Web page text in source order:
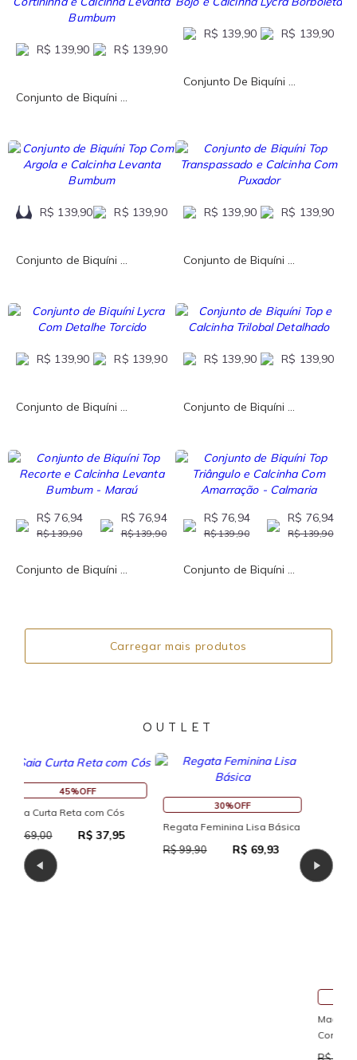
R$ 139,90 R$ 139,90
Conjunto de Biquíni ...
R$ 139,90 R$ 139,90
Conjunto De Biquíni ...
R$ 139,90 R$ 139,90
Conjunto de Biquíni ...
R$ 139,90 R$ 139,90
Conjunto de Biquíni ...
R$ 139,90 R$ 139,90
Conjunto de Biquíni ...
R$ 139,90 R$ 139,90
Conjunto de Biquíni ...
R$ 139,90
R$ 76,94
R$ 139,90
R$ 76,94
Conjunto de Biquíni ...
R$ 139,90
R$ 76,94
R$ 139,90
R$ 76,94
Conjunto de Biquíni ...
Carregar mais produtos
OUTLET
Regata Feminina Lisa Básica
R$ 99,90
Macaquinho Fitness New Ikat